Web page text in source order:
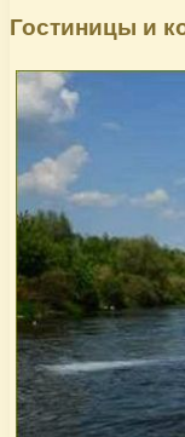
Гостиницы и